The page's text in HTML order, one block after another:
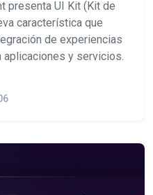
presenta UI Kit (Kit de
característica que
de experiencias
y servicios.